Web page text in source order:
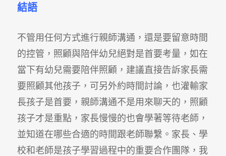
結語
不管用任何方式進行親師溝通，還是要留意時間
的控管，照顧與陪伴幼兒絕對是首要考量，如在
當下有幼兒需要陪伴照顧，建議直接告訴家長需
要照顧其他孩子，可另外約時間討論，也灌輸家
長孩子是首要，親師溝通不是用來聊天的，照顧
孩子才是重點，家長慢慢的也會學著等待老師，
並知道在哪些合適的時間跟老師聯繫。家長、學
校和老師是孩子學習過程中的重要合作團隊，我